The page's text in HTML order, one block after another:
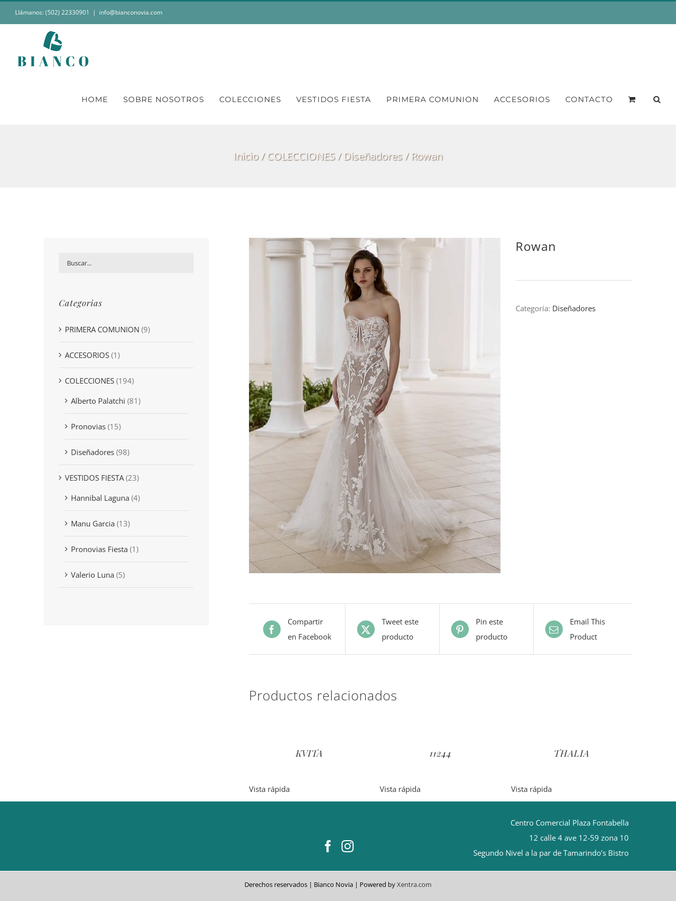
al
Llámanos: (502) 22330901 | info@bianconovia.com
HOME SOBRE NOSOTROS COLECCIONES VESTIDOS FIESTA PRIMERA COMUNION ACCESORIOS CONTACTO
Inicio COLECCIONES Diseñadores Rowan
Rowan
Categoría: Diseñadores
Compartir
en Facebook
Tweet este
producto
Pin este
producto
Email This
Product
Productos relacionados
KVITA
Vista rápida
11244
Vista rápida
THALIA
Vista rápida
Categorias
PRIMERA COMUNION (9)
ACCESORIOS (1)
COLECCIONES (194)
Alberto Palatchi (81)
Pronovias (15)
Diseñadores (98)
VESTIDOS FIESTA (23)
Hannibal Laguna (4)
Manu Garcia (13)
Pronovias Fiesta (1)
Valerio Luna (5)
Centro Comercial Plaza Fontabella
12 calle 4 ave 12-59 zona 10
Segundo Nivel a la par de Tamarindo’s Bistro
Derechos reservados | Bianco Novia | Powered byXentra.com